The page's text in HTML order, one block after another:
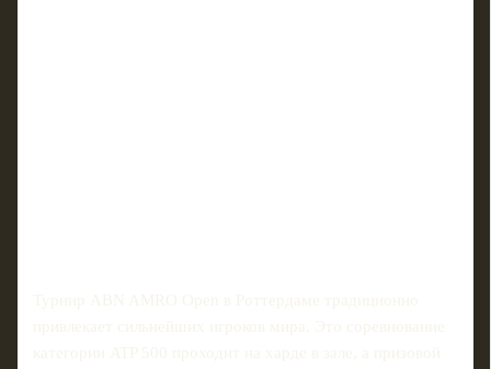
Турнир ABN AMRO Open в Роттердаме традиционно
привлекает сильнейших игроков мира. Это соревнование
категории ATP 500 проходит на харде в зале, а призовой